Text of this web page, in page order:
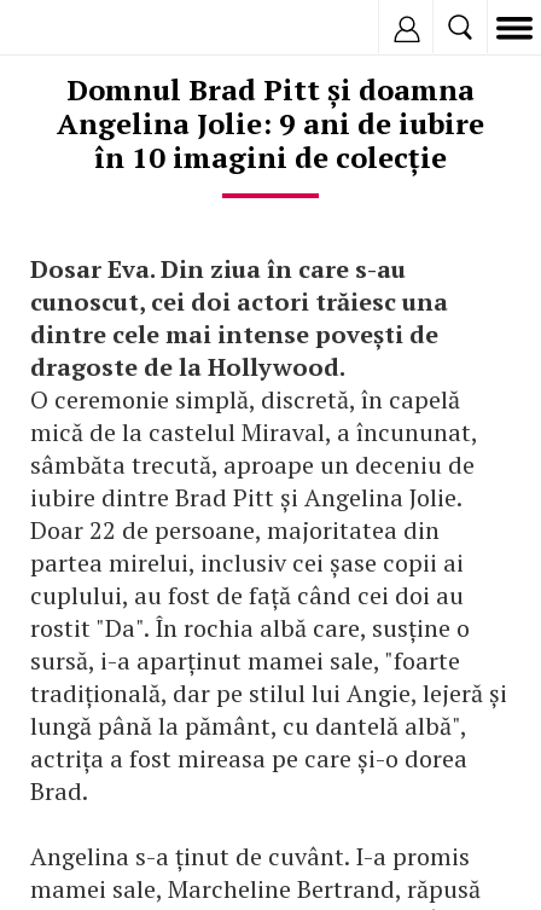
Domnul Brad Pitt și doamna
Angelina Jolie: 9 ani de iubire
în 10 imagini de colecție
Dosar Eva. Din ziua în care s-au
cunoscut, cei doi actori trăiesc una
dintre cele mai intense povești de
dragoste de la Hollywood.
O ceremonie simplă, discretă, în capelă
mică de la castelul Miraval, a încununat,
sâmbăta trecută, aproape un deceniu de
iubire dintre Brad Pitt și Angelina Jolie.
Doar 22 de persoane, majoritatea din
partea mirelui, inclusiv cei șase copii ai
cuplului, au fost de față când cei doi au
rostit "Da". În rochia albă care, susține o
sursă, i-a aparținut mamei sale, "foarte
tradițională, dar pe stilul lui Angie, lejeră și
lungă până la pământ, cu dantelă albă",
actrița a fost mireasa pe care și-o dorea
Brad.
Angelina s-a ținut de cuvânt. I-a promis
mamei sale, Marcheline Bertrand, răpusă